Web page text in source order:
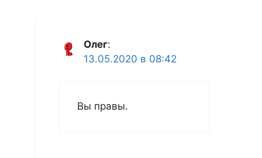
Олег:
13.05.2020 в 08:42
Вы правы.